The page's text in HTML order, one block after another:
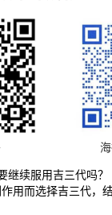
继续服用吉三代吗？
用而选择吉三代，